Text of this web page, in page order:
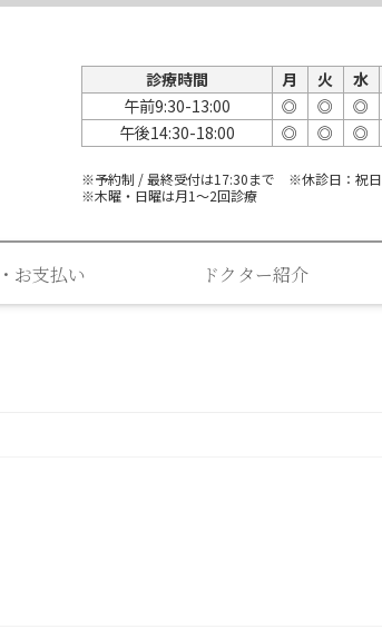
診療時間 月 火 水
午前9:30-13:00
◎ ◎ ◎
午後14:30-18:00
◎ ◎ ◎
※予約制 / 最終受付は17:30まで ※休診日：祝日
※木曜・日曜は月1～2回診療
お支払い ドクター紹介